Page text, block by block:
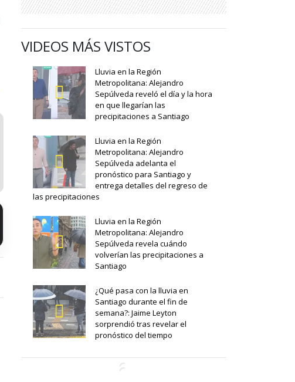
VIDEOS MÁS VISTOS
Lluvia en la Región
Metropolitana: Alejandro
Sepúlveda reveló el día y la hora
en que llegarían las
precipitaciones a Santiago
Lluvia en la Región
Metropolitana: Alejandro
Sepúlveda adelanta el
pronóstico para Santiago y
entrega detalles del regreso de
las precipitaciones
Lluvia en la Región
Metropolitana: Alejandro
Sepúlveda revela cuándo
volverían las precipitaciones a
Santiago
¿Qué pasa con la lluvia en
Santiago durante el fin de
semana?: Jaime Leyton
sorprendió tras revelar el
pronóstico del tiempo